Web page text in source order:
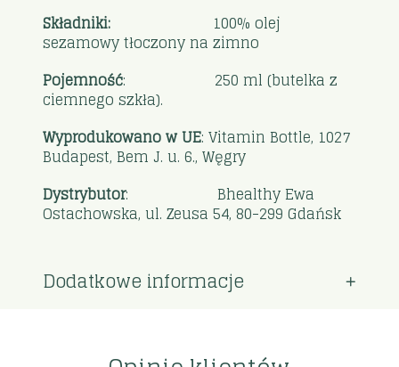
Składniki: 100% olej
sezamowy tłoczony na zimno
Pojemność: 250 ml (butelka z
ciemnego szkła).
Wyprodukowano w UE: Vitamin Bottle, 1027
Budapest, Bem J. u. 6., Węgry
Dystrybutor: Bhealthy Ewa
Ostachowska, ul. Zeusa 54, 80-299 Gdańsk
Dodatkowe informacje